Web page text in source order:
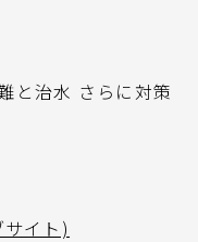
と治水 さらに対策
イト)